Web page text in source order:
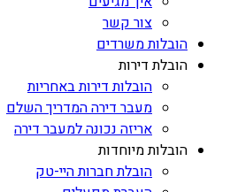
צור קשר
הובלות משרדים
הובלת דירות
הובלות דירות באחריות
מעבר דירה המדריך השלם
אריזה נכונה למעבר דירה
הובלות מיוחדות
הובלת חברות היי-טק